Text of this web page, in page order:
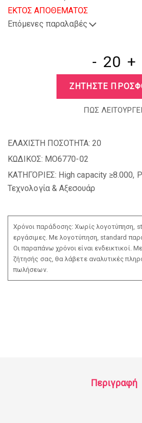
EKTOΣ ΑΠΟΘΕΜΑΤΟΣ
Επόμενες παραλαβές
- +
ΖΗΤΗΣΤΕ
ΠΩΣ
ΕΛΑΧΙΣΤΗ ΠΟΣΟΤΗΤΑ: 20
ΚΩΔΙΚΟΣ: MO6770-02
ΚΑΤΗΓΟΡΙΕΣ: High capacity ≥8.000,
Τεχνολογία & Αξεσουάρ
Χρόνοι παράδοσης: Χωρίς λογοτύπηση,
εργάσιμες. Με λογοτύπηση, standard
Οι παραπάνω χρόνοι είναι ενδεικτικοί.
ζήτησής σας, θα λάβετε αναλυτικές
πωλήσεων.
Περιγραφή